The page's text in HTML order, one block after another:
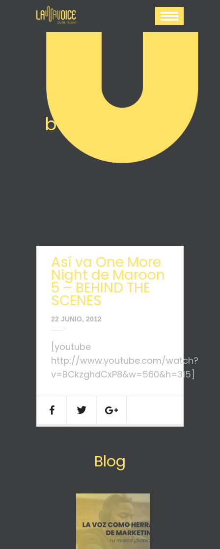
behind scenes
Así va One More
Night de Maroon
5 – BEHIND THE
SCENES
22 JUNIO, 2012
[youtube
http://www.youtube.com/watch?
v=BCkzghdCxP8&w=560&h=315]
Blog